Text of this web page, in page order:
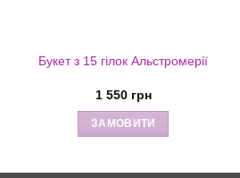
Букет з 15 гілок Альстромерії
1 550 грн
ЗАМОВИТИ